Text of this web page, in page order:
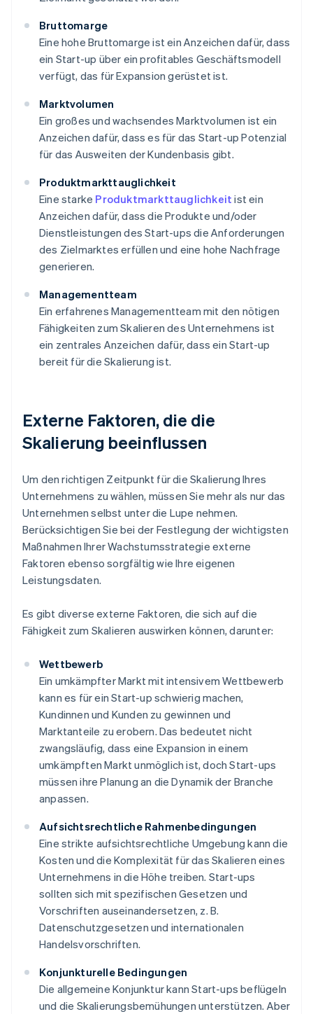
Bruttomarge
Eine hohe Bruttomarge ist ein Anzeichen dafür, dass
ein Start-up über ein profitables Geschäftsmodell
verfügt, das für Expansion gerüstet ist.
Marktvolumen
Ein großes und wachsendes Marktvolumen ist ein
Anzeichen dafür, dass es für das Start-up Potenzial
für das Ausweiten der Kundenbasis gibt.
Produktmarkttauglichkeit
Eine starke Produktmarkttauglichkeit ist ein
Anzeichen dafür, dass die Produkte und/oder
Dienstleistungen des Start-ups die Anforderungen
des Zielmarktes erfüllen und eine hohe Nachfrage
generieren.
Managementteam
Ein erfahrenes Managementteam mit den nötigen
Fähigkeiten zum Skalieren des Unternehmens ist
ein zentrales Anzeichen dafür, dass ein Start-up
bereit für die Skalierung ist.
Externe Faktoren, die die
Skalierung beeinflussen
Um den richtigen Zeitpunkt für die Skalierung Ihres
Unternehmens zu wählen, müssen Sie mehr als nur das
Unternehmen selbst unter die Lupe nehmen.
Berücksichtigen Sie bei der Festlegung der wichtigsten
Maßnahmen Ihrer Wachstumsstrategie externe
Faktoren ebenso sorgfältig wie Ihre eigenen
Leistungsdaten.
Es gibt diverse externe Faktoren, die sich auf die
Fähigkeit zum Skalieren auswirken können, darunter:
Wettbewerb
Ein umkämpfter Markt mit intensivem Wettbewerb
kann es für ein Start-up schwierig machen,
Kundinnen und Kunden zu gewinnen und
Marktanteile zu erobern. Das bedeutet nicht
zwangsläufig, dass eine Expansion in einem
umkämpften Markt unmöglich ist, doch Start-ups
müssen ihre Planung an die Dynamik der Branche
anpassen.
Aufsichtsrechtliche Rahmenbedingungen
Eine strikte aufsichtsrechtliche Umgebung kann die
Kosten und die Komplexität für das Skalieren eines
Unternehmens in die Höhe treiben. Start-ups
sollten sich mit spezifischen Gesetzen und
Vorschriften auseinandersetzen, z. B.
Datenschutzgesetzen und internationalen
Handelsvorschriften.
Konjunkturelle Bedingungen
Die allgemeine Konjunktur kann Start-ups beflügeln
und die Skalierungsbemühungen unterstützen. Aber